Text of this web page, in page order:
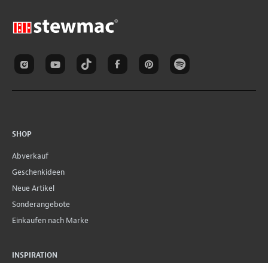
SHOP
Abverkauf
Geschenkideen
Neue Artikel
Sonderangebote
Einkaufen nach Marke
INSPIRATION